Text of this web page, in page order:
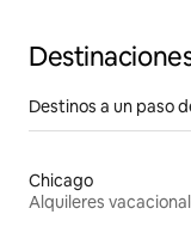
Destinos a un paso
Chicago
Alquileres